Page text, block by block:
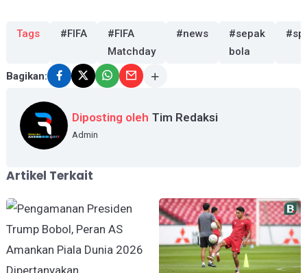
Tags #FIFA
#FIFA
Matchday
#news
#sepak
bola
Bagikan:
Diposting oleh Tim Redaksi
Admin
Artikel Terkait